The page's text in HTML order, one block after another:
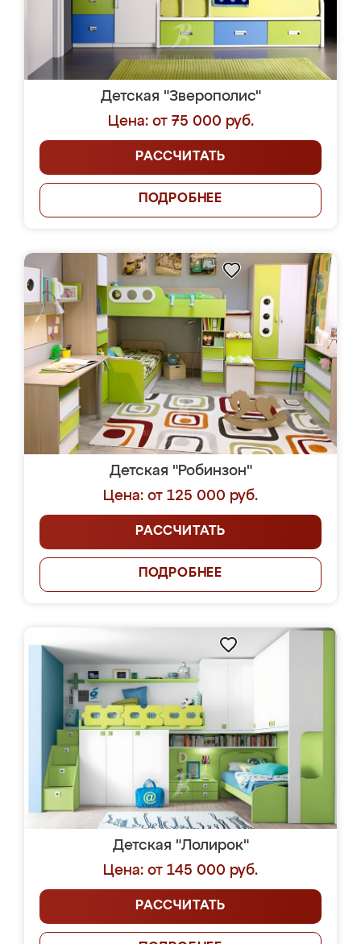
Детская "Зверополис"
Цена: от 75 000 руб.
РАССЧИТАТЬ
ПОДРОБНЕЕ
Детская "Робинзон"
Цена: от 125 000 руб.
РАССЧИТАТЬ
ПОДРОБНЕЕ
Детская "Лолирок"
Цена: от 145 000 руб.
РАССЧИТАТЬ